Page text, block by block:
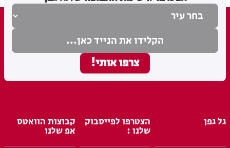
גל גפן הצטרפו לפייסבוק
שלנו :
קבוצות הוואטס
אפ שלנו